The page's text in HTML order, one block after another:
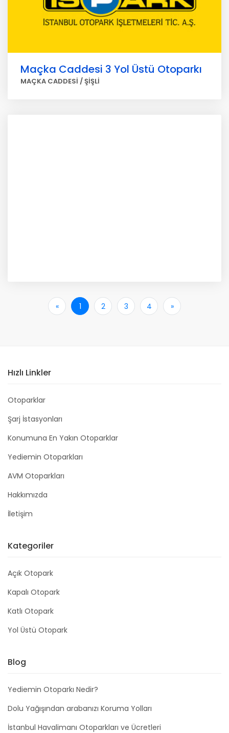
Maçka Caddesi 3 Yol Üstü Otoparkı
MAÇKA CADDESİ / ŞİŞLİ
«İlk 1 2 3 4 »Son
Hızlı Linkler
Otoparklar
Şarj İstasyonları
Konumuna En Yakın Otoparklar
Yediemin Otoparkları
AVM Otoparkları
Hakkımızda
İletişim
Kategoriler
Açık Otopark
Kapalı Otopark
Katlı Otopark
Yol Üstü Otopark
Blog
Yediemin Otoparkı Nedir?
Dolu Yağışından arabanızı Koruma Yolları
İstanbul Havalimanı Otoparkları ve Ücretleri